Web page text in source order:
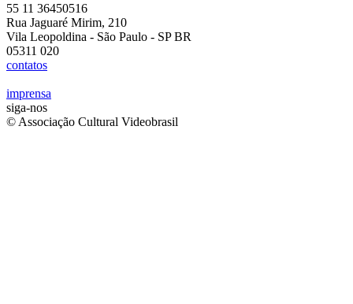
55 11 36450516
Rua Jaguaré Mirim, 210
Vila Leopoldina - São Paulo - SP BR
05311 020
contatos
imprensa
siga-nos
© Associação Cultural Videobrasil